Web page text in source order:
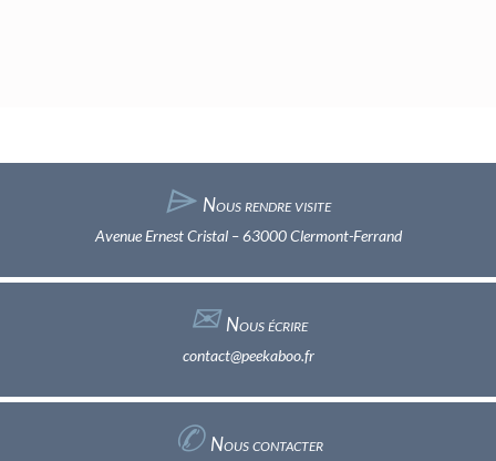
⌲ Nous rendre visite
Avenue Ernest Cristal – 63000 Clermont-Ferrand
✉︎Nous écrire
contact@peekaboo.fr
✆ Nous contacter